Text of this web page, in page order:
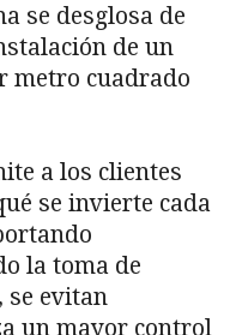
se desglosa de
de un
metro cuadrado
a los clientes
se invierte cada
la toma de
se evitan
un mayor control